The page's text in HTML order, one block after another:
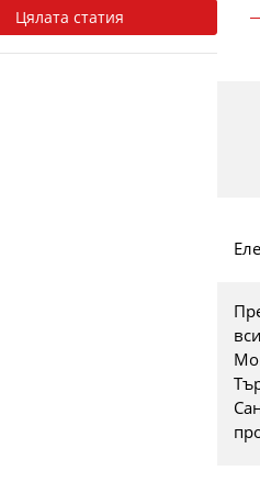
Цялата статия